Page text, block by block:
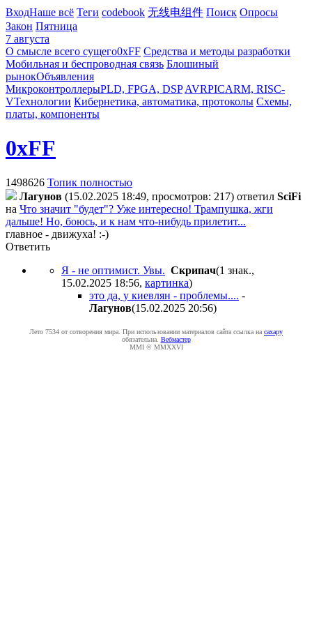
ВходНаше всё Теги codebook 无线电组件 Поиск Опросы
Закон Пятница
7 августа
О смысле всего сущего0xFF Средства и методы разработки
Мобильная и беспроводная связь Блошиный
рынокОбъявления
МикроконтроллерыPLD, FPGA, DSP AVRPICARM, RISC-
VТехнологии Кибернетика, автоматика, протоколы Схемы,
платы, компоненты
0xFF
1498626 Топик полностью
Лaгyнoв (15.02.2025 18:49, просмотров: 217) ответил SciFi
на Что значит "будет"? Уже интересно! Трампушка, жги
дальше! Но, боюсь, и к нам что-нибудь прилетит...
главное - движуха! :-)
Ответить
Я - не оптимист. Увы. Cкpипaч(1 знак.,
15.02.2025 18:56, картинка)
это да, у киевлян - проблемы.... -
Лaгyнoв(15.02.2025 20:56)
Лето 7534 от сотворения мира. При использовании материалов сайта ссылка на caxapу
обязательна. Вебмастер
MMI © MMXXVI